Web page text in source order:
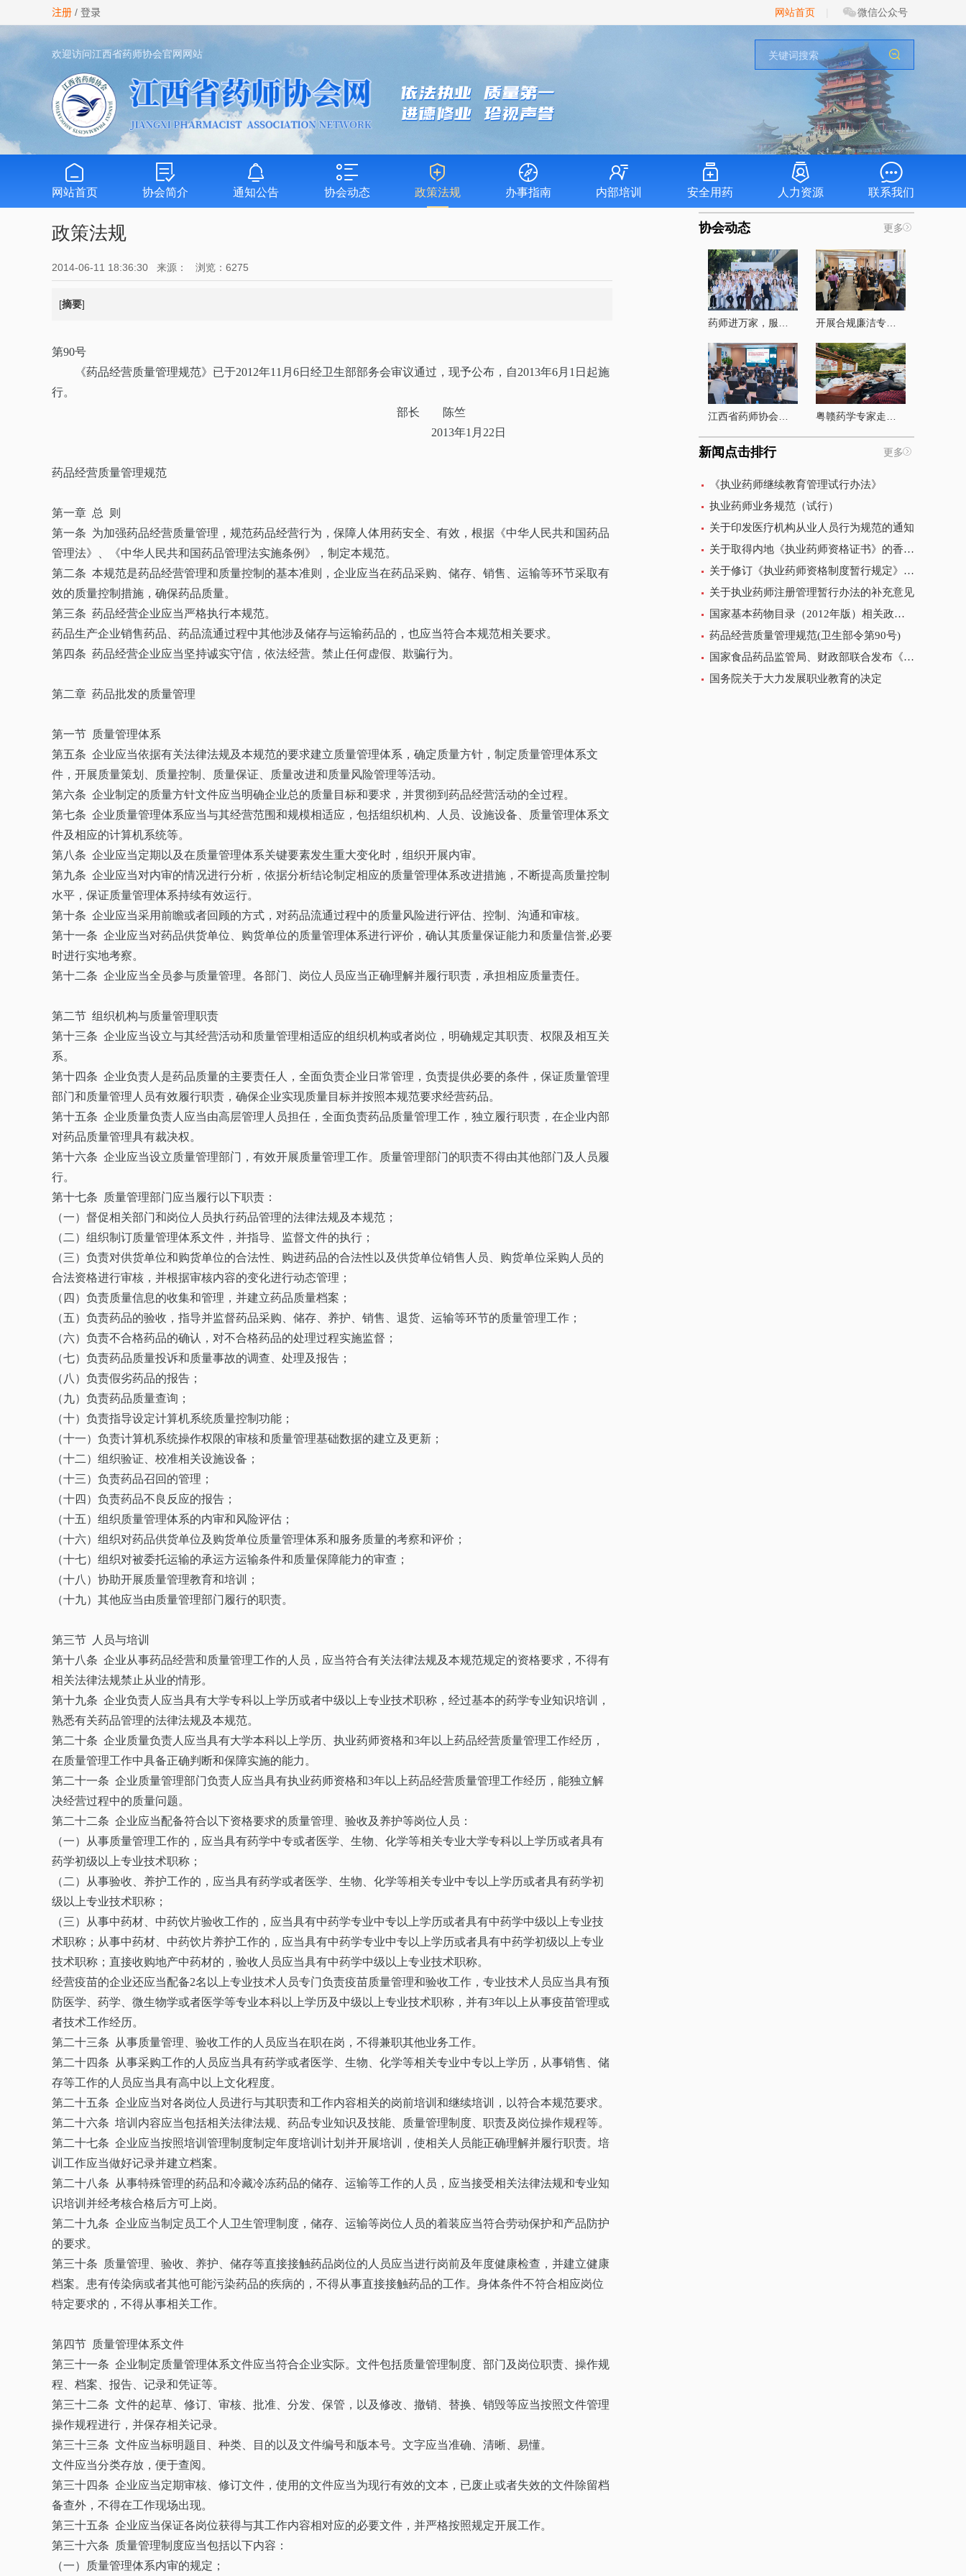
网站首页 微信公众号
欢迎访问江西省药师协会官网网站
网站首页 协会简介 通知公告 协会动态 政策法规 办事指南 内部培训 安全用药 人力资源 联系我们
政策法规
2014-06-11 18:36:30 来源： 浏览：6275
[摘要]
第90号
《药品经营质量管理规范》已于2012年11月6日经卫生部部务会审议通过，现予公布，自2013年6月1日起施
行。
部长 陈竺
2013年1月22日
药品经营质量管理规范
第一章 总 则
第一条 为加强药品经营质量管理，规范药品经营行为，保障人体用药安全、有效，根据《中华人民共和国药品
管理法》、《中华人民共和国药品管理法实施条例》，制定本规范。
第二条 本规范是药品经营管理和质量控制的基本准则，企业应当在药品采购、储存、销售、运输等环节采取有
效的质量控制措施，确保药品质量。
第三条 药品经营企业应当严格执行本规范。
药品生产企业销售药品、药品流通过程中其他涉及储存与运输药品的，也应当符合本规范相关要求。
第四条 药品经营企业应当坚持诚实守信，依法经营。禁止任何虚假、欺骗行为。
第二章 药品批发的质量管理
第一节 质量管理体系
第五条 企业应当依据有关法律法规及本规范的要求建立质量管理体系，确定质量方针，制定质量管理体系文
件，开展质量策划、质量控制、质量保证、质量改进和质量风险管理等活动。
第六条 企业制定的质量方针文件应当明确企业总的质量目标和要求，并贯彻到药品经营活动的全过程。
第七条 企业质量管理体系应当与其经营范围和规模相适应，包括组织机构、人员、设施设备、质量管理体系文
件及相应的计算机系统等。
第八条 企业应当定期以及在质量管理体系关键要素发生重大变化时，组织开展内审。
第九条 企业应当对内审的情况进行分析，依据分析结论制定相应的质量管理体系改进措施，不断提高质量控制
水平，保证质量管理体系持续有效运行。
第十条 企业应当采用前瞻或者回顾的方式，对药品流通过程中的质量风险进行评估、控制、沟通和审核。
第十一条 企业应当对药品供货单位、购货单位的质量管理体系进行评价，确认其质量保证能力和质量信誉,必要
时进行实地考察。
第十二条 企业应当全员参与质量管理。各部门、岗位人员应当正确理解并履行职责，承担相应质量责任。
第二节 组织机构与质量管理职责
第十三条 企业应当设立与其经营活动和质量管理相适应的组织机构或者岗位，明确规定其职责、权限及相互关
系。
第十四条 企业负责人是药品质量的主要责任人，全面负责企业日常管理，负责提供必要的条件，保证质量管理
部门和质量管理人员有效履行职责，确保企业实现质量目标并按照本规范要求经营药品。
第十五条 企业质量负责人应当由高层管理人员担任，全面负责药品质量管理工作，独立履行职责，在企业内部
对药品质量管理具有裁决权。
第十六条 企业应当设立质量管理部门，有效开展质量管理工作。质量管理部门的职责不得由其他部门及人员履
行。
第十七条 质量管理部门应当履行以下职责：
（一）督促相关部门和岗位人员执行药品管理的法律法规及本规范；
（二）组织制订质量管理体系文件，并指导、监督文件的执行；
（三）负责对供货单位和购货单位的合法性、购进药品的合法性以及供货单位销售人员、购货单位采购人员的
合法资格进行审核，并根据审核内容的变化进行动态管理；
（四）负责质量信息的收集和管理，并建立药品质量档案；
（五）负责药品的验收，指导并监督药品采购、储存、养护、销售、退货、运输等环节的质量管理工作；
（六）负责不合格药品的确认，对不合格药品的处理过程实施监督；
（七）负责药品质量投诉和质量事故的调查、处理及报告；
（八）负责假劣药品的报告；
（九）负责药品质量查询；
（十）负责指导设定计算机系统质量控制功能；
（十一）负责计算机系统操作权限的审核和质量管理基础数据的建立及更新；
（十二）组织验证、校准相关设施设备；
（十三）负责药品召回的管理；
（十四）负责药品不良反应的报告；
（十五）组织质量管理体系的内审和风险评估；
（十六）组织对药品供货单位及购货单位质量管理体系和服务质量的考察和评价；
（十七）组织对被委托运输的承运方运输条件和质量保障能力的审查；
（十八）协助开展质量管理教育和培训；
（十九）其他应当由质量管理部门履行的职责。
第三节 人员与培训
第十八条 企业从事药品经营和质量管理工作的人员，应当符合有关法律法规及本规范规定的资格要求，不得有
相关法律法规禁止从业的情形。
第十九条 企业负责人应当具有大学专科以上学历或者中级以上专业技术职称，经过基本的药学专业知识培训，
熟悉有关药品管理的法律法规及本规范。
第二十条 企业质量负责人应当具有大学本科以上学历、执业药师资格和3年以上药品经营质量管理工作经历，
在质量管理工作中具备正确判断和保障实施的能力。
第二十一条 企业质量管理部门负责人应当具有执业药师资格和3年以上药品经营质量管理工作经历，能独立解
决经营过程中的质量问题。
第二十二条 企业应当配备符合以下资格要求的质量管理、验收及养护等岗位人员：
（一）从事质量管理工作的，应当具有药学中专或者医学、生物、化学等相关专业大学专科以上学历或者具有
药学初级以上专业技术职称；
（二）从事验收、养护工作的，应当具有药学或者医学、生物、化学等相关专业中专以上学历或者具有药学初
级以上专业技术职称；
（三）从事中药材、中药饮片验收工作的，应当具有中药学专业中专以上学历或者具有中药学中级以上专业技
术职称；从事中药材、中药饮片养护工作的，应当具有中药学专业中专以上学历或者具有中药学初级以上专业
技术职称；直接收购地产中药材的，验收人员应当具有中药学中级以上专业技术职称。
经营疫苗的企业还应当配备2名以上专业技术人员专门负责疫苗质量管理和验收工作，专业技术人员应当具有预
防医学、药学、微生物学或者医学等专业本科以上学历及中级以上专业技术职称，并有3年以上从事疫苗管理或
者技术工作经历。
第二十三条 从事质量管理、验收工作的人员应当在职在岗，不得兼职其他业务工作。
第二十四条 从事采购工作的人员应当具有药学或者医学、生物、化学等相关专业中专以上学历，从事销售、储
存等工作的人员应当具有高中以上文化程度。
第二十五条 企业应当对各岗位人员进行与其职责和工作内容相关的岗前培训和继续培训，以符合本规范要求。
第二十六条 培训内容应当包括相关法律法规、药品专业知识及技能、质量管理制度、职责及岗位操作规程等。
第二十七条 企业应当按照培训管理制度制定年度培训计划并开展培训，使相关人员能正确理解并履行职责。培
训工作应当做好记录并建立档案。
第二十八条 从事特殊管理的药品和冷藏冷冻药品的储存、运输等工作的人员，应当接受相关法律法规和专业知
识培训并经考核合格后方可上岗。
第二十九条 企业应当制定员工个人卫生管理制度，储存、运输等岗位人员的着装应当符合劳动保护和产品防护
的要求。
第三十条 质量管理、验收、养护、储存等直接接触药品岗位的人员应当进行岗前及年度健康检查，并建立健康
档案。患有传染病或者其他可能污染药品的疾病的，不得从事直接接触药品的工作。身体条件不符合相应岗位
特定要求的，不得从事相关工作。
第四节 质量管理体系文件
第三十一条 企业制定质量管理体系文件应当符合企业实际。文件包括质量管理制度、部门及岗位职责、操作规
程、档案、报告、记录和凭证等。
第三十二条 文件的起草、修订、审核、批准、分发、保管，以及修改、撤销、替换、销毁等应当按照文件管理
操作规程进行，并保存相关记录。
第三十三条 文件应当标明题目、种类、目的以及文件编号和版本号。文字应当准确、清晰、易懂。
文件应当分类存放，便于查阅。
第三十四条 企业应当定期审核、修订文件，使用的文件应当为现行有效的文本，已废止或者失效的文件除留档
备查外，不得在工作现场出现。
第三十五条 企业应当保证各岗位获得与其工作内容相对应的必要文件，并严格按照规定开展工作。
第三十六条 质量管理制度应当包括以下内容：
（一）质量管理体系内审的规定；
协会动态 更多
开展合规廉洁专项培训 筑牢发展底线 护航协会行稳致远
新闻点击排行 更多
《执业药师继续教育管理试行办法》
执业药师业务规范（试行）
关于印发医疗机构从业人员行为规范的通知
关于取得内地《执业药师资格证书》的香港、澳门永久性居民执业注册事项的通知
关于修订《执业药师资格制度暂行规定》和《执业药师资格考试实施办法》的通知
关于执业药师注册管理暂行办法的补充意见
国家基本药物目录（2012年版）相关政策问答
药品经营质量管理规范(卫生部令第90号)
国家食品药品监管局、财政部联合发布《食品药品违法行为举报奖励办法》
国务院关于大力发展职业教育的决定